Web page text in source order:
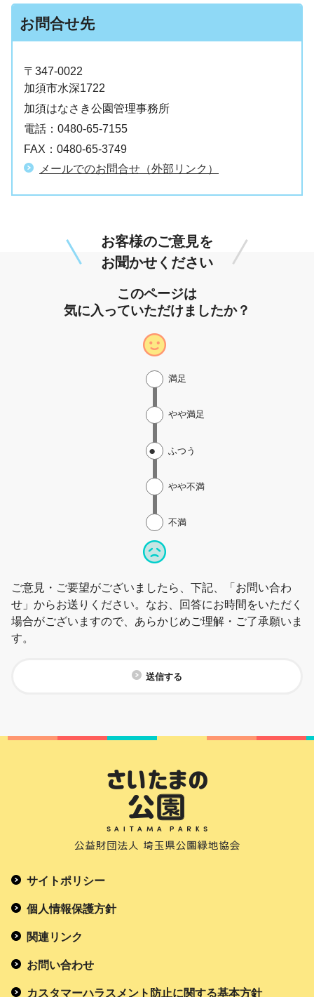
お問合せ先
〒347-0022
加須市水深1722
加須はなさき公園管理事務所
電話： 0480-65-7155
FAX： 0480-65-3749
メールでのお問合せ（外部リンク）
お客様のご意見を
お聞かせください
このページは
気に入っていただけましたか？
不満
やや不満
ふつう
やや満足
満足
ご意見・ご要望がございましたら、下記、「お問い合わ
せ」からお送りください。なお、回答にお時間をいただく
場合がございますので、あらかじめご理解・ご了承願いま
す。
送信する
サイトポリシー
個人情報保護方針
関連リンク
お問い合わせ
カスタマーハラスメント防止に関する基本方針